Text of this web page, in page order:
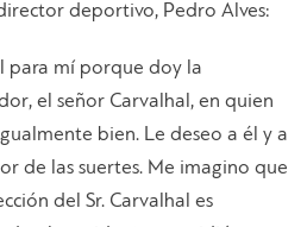
deportivo, Pedro Alves:
para mí porque doy la
el señor Carvalhal, en quien
bien. Le deseo a él y a
de las suertes. Me imagino que
del Sr. Carvalhal es